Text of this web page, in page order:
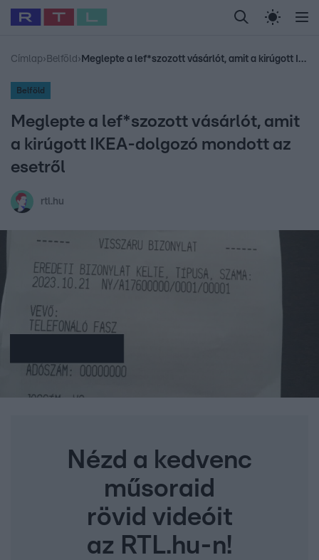
Legfrissebb RTL Híradó Randi Celeb vagyok,
Babits Marcella Most Wanted Gallusz
Címlap› Belföld › Meglepte a lef*szozott vásárlót, amit a kirúgott IKEA-dolgozó mondott az esetről
Belföld
Meglepte a lef*szozott vásárlót, amit
a kirúgott IKEA-dolgozó mondott az
esetről
rtl.hu
Nézd a kedvenc
műsoraid
rövid videóit
az RTL.hu-n!